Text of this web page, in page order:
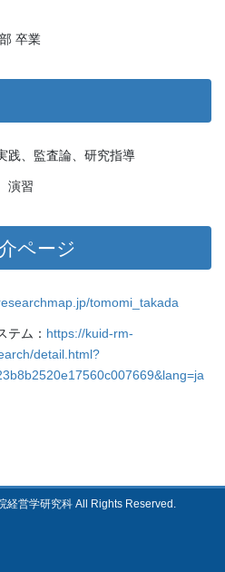
卒業
践、監査論、研究指導
演習
ページ
tomomi_takada
テム： https://kuid-rm-
detail.html?
経営学研究科 All Rights Reserved.